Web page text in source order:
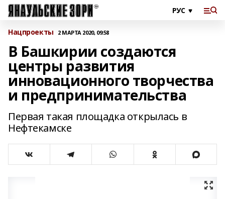
Нацпроекты 2 МАРТА 2020, 09:58
В Башкирии создаются
центры развития
инновационного творчества
и предпринимательства
Первая такая площадка открылась в
Нефтекамске